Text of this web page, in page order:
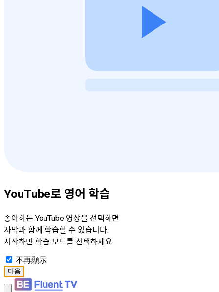
YouTube로 영어 학습
좋아하는 YouTube 영상을 선택하면
자막과 함께 학습할 수 있습니다.
시작하면 학습 모드를 선택하세요.
不再顯示
다음